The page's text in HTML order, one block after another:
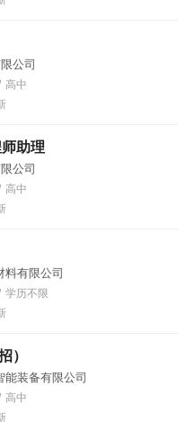
公司
高中
助理
公司
高中
料有限公司
学历不限
）
能装备有限公司
高中